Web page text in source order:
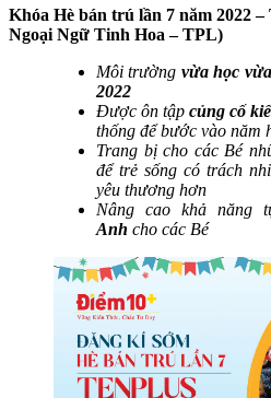
Khóa Hè bán trú lần 7 năm 2022 –
Ngoại Ngữ Tinh Hoa – TPL)
Môi trường vừa học
2022
Được ôn tậpcủng cố
thống để bước vào năm
Trang bị cho các Bé
để trẻ sống có trách
yêu thương hơn
Nâng cao khả năng
Anh cho các Bé